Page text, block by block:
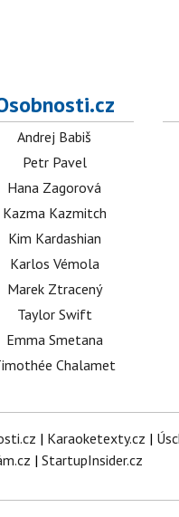
Andrej Babiš
Petr Pavel
Hana Zagorová
Kazma Kazmitch
Kim Kardashian
Karlos Vémola
Marek Ztracený
Taylor Swift
Emma Smetana
Chalamet
| Karaoketexty.cz |
| StartupInsider.cz